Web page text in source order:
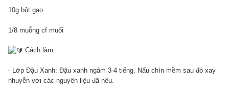
10g bột gạo
1/8 muỗng cf muối
Cách làm:
- Lớp Đậu Xanh: Đậu xanh ngâm 3-4 tiếng. Nấu chín mềm sau đó xay
nhuyễn với các nguyên liệu đã nêu.